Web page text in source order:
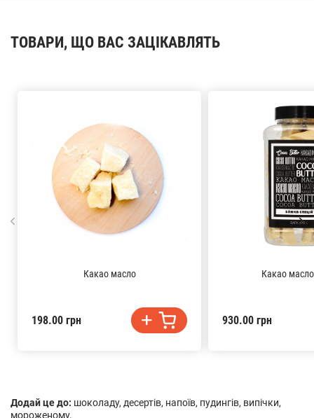
Додай це до: шоколаду, десертів, напоїв, пудингів, випічки,
мороженому.
ТОВАРИ, ЩО ВАС ЗАЦІКАВЛЯТЬ
Какао масло
198.00 грн
Какао
930.00 грн